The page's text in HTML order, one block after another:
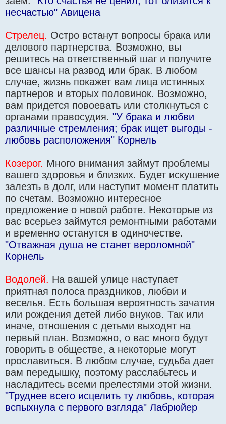
несчастью" Авицена
Стрелец. Остро встанут вопросы брака или
делового партнерства. Возможно, вы
решитесь на ответственный шаг и получите
все шансы на развод или брак. В любом
случае, жизнь покажет вам лица истинных
партнеров и вторых половинок. Возможно,
вам придется повоевать или столкнуться с
органами правосудия. "У брака и любви
различные стремления; брак ищет выгоды -
любовь расположения" Корнель
Козерог. Много внимания займут проблемы
вашего здоровья и близких. Будет искушение
залезть в долг, или наступит момент платить
по счетам. Возможно интересное
предложение о новой работе. Некоторые из
вас всерьез займутся ремонтными работами
и временно останутся в одиночестве.
"Отважная душа не станет вероломной"
Корнель
Водолей. На вашей улице наступает
приятная полоса праздников, любви и
веселья. Есть большая вероятность зачатия
или рождения детей либо внуков. Так или
иначе, отношения с детьми выходят на
первый план. Возможно, о вас много будут
говорить в обществе, а некоторые могут
прославиться. В любом случае, судьба дает
вам передышку, поэтому расслабьтесь и
насладитесь всеми прелестями этой жизни.
"Труднее всего исцелить ту любовь, которая
вспыхнула с первого взгляда" Лабрюйер